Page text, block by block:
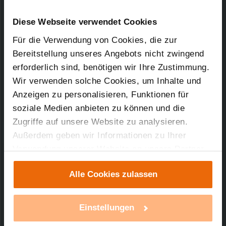
Diese Webseite verwendet Cookies
Für die Verwendung von Cookies, die zur
Bereitstellung unseres Angebots nicht zwingend
erforderlich sind, benötigen wir Ihre Zustimmung.
Wir verwenden solche Cookies, um Inhalte und
Anzeigen zu personalisieren, Funktionen für
soziale Medien anbieten zu können und die
Zugriffe auf unsere Website zu analysieren.
Außerdem geben wir Informationen zu Ihrer
Verwendung unserer Website an unsere Partner
für soziale Medien, Werbung und Analysen weiter.
Unsere Partner führen diese Informationen
möglicherweise mit weiteren Daten zusammen,
die Sie ihnen bereitgestellt haben oder die sie im
Alle Cookies zulassen
Einstellungen
Artikel-Nr.: 105997
24.04.2013
44,71 KB
Technischer Support
Sie benötigen technischen Support bei einem